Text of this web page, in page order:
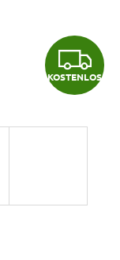
K
O
KOSTENLOS